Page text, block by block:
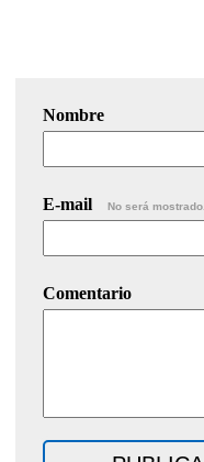
Nombre
E-mail No será mostrado.
Comentario